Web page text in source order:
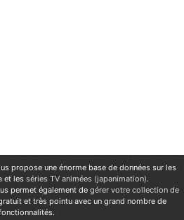
propose une énorme base de données sur les
et les séries TV animées (japanimation).
permet également de gérer votre collection de
et très pointu avec un grand nombre de